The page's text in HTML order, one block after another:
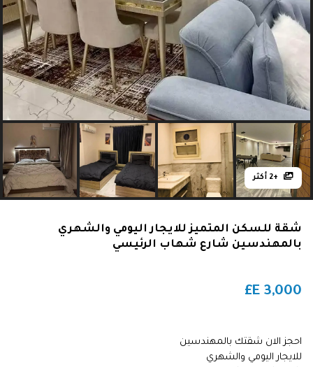
+2 أكثر
شقة للسكن المتميز للايجار اليومي والشهري
بالمهندسين شارع شهاب الرئيسي
E£ 3,000
احجز الان شقتك بالمهندسين
للايجار اليومي والشهري